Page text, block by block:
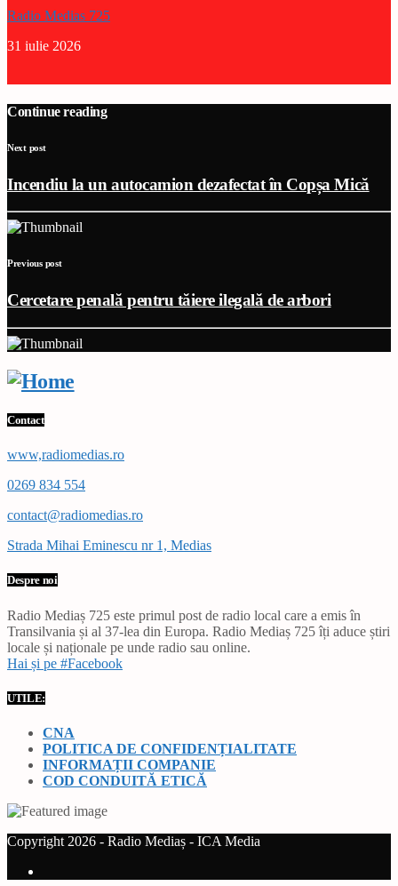
Radio Medias 725
31 iulie 2026
Continue reading
Next post
Incendiu la un autocamion dezafectat în Copșa Mică
Previous post
Cercetare penală pentru tăiere ilegală de arbori
Contact
www,radiomedias.ro
0269 834 554
contact@radiomedias.ro
Strada Mihai Eminescu nr 1, Medias
Despre noi
Radio Mediaș 725 este primul post de radio local care a emis în
Transilvania și al 37-lea din Europa. Radio Mediaș 725 îți aduce știri
locale și naționale pe unde radio sau online.
Hai și pe #Facebook
UTILE:
CNA
POLITICA DE CONFIDENȚIALITATE
INFORMAȚII COMPANIE
COD CONDUITĂ ETICĂ
Copyright 2026 - Radio Mediaș - ICA Media